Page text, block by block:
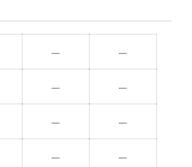
–
–
– –
–
–
– –